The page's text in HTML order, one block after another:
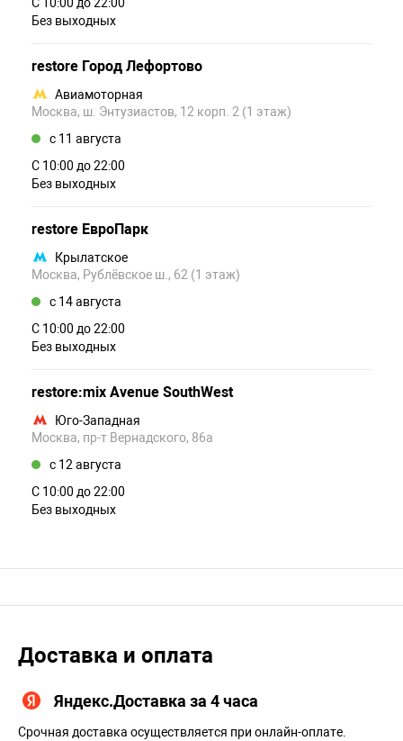
С 10:00 до 22:00
Без выходных
restore Город Лефортово
Авиамоторная
Москва, ш. Энтузиастов, 12 корп. 2 (1 этаж)
c 11 августа
С 10:00 до 22:00
Без выходных
restore ЕвроПарк
Крылатское
Москва, Рублёвское ш., 62 (1 этаж)
c 14 августа
С 10:00 до 22:00
Без выходных
restore:mix Avenue SouthWest
Юго-Западная
Москва, пр-т Вернадского, 86а
c 12 августа
С 10:00 до 22:00
Без выходных
Доставка и оплата
Яндекс.Доставка за 4 часа
Срочная доставка осуществляется при онлайн-оплате.